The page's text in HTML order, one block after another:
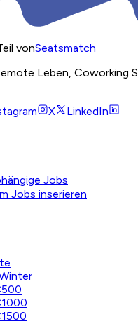
vonSeatsmatch
Leben, Coworking
X LinkedIn
Jobs
Jobs inserieren